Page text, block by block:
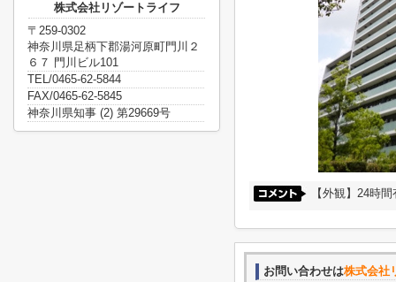
【外観】24時
お問い合わせは株式会社
株式会社リゾートライフ
〒259-0302
神奈川県足柄下郡湯河原町門川２
６７ 門川ビル101
TEL/0465-62-5844
FAX/0465-62-5845
神奈川県知事 (2) 第29669号